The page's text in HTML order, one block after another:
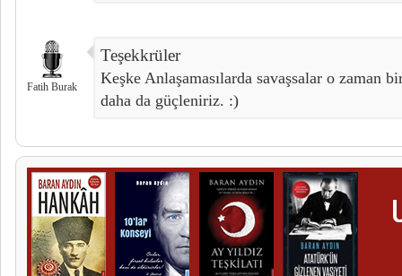
Fatih Burak
Teşekkrüler
Keşke Anlaşamasılarda savaşsalar o zaman
daha da güçleniriz. :)